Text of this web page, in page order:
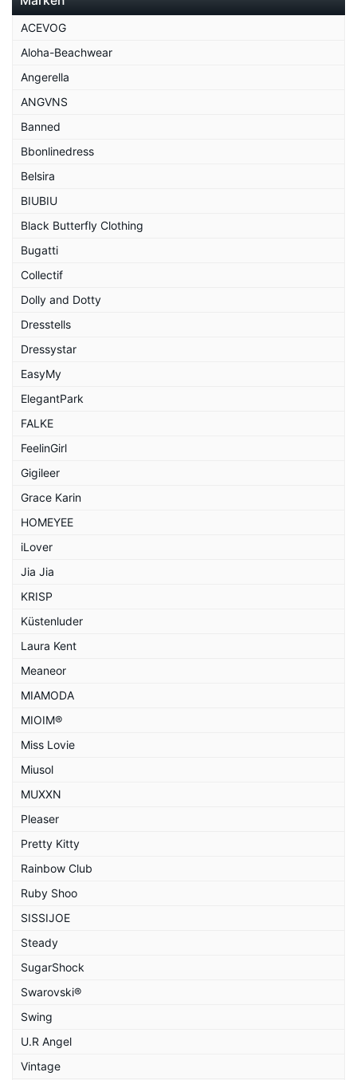
ACEVOG
Aloha-Beachwear
Angerella
ANGVNS
Banned
Bbonlinedress
Belsira
BIUBIU
Black Butterfly Clothing
Bugatti
Collectif
Dolly and Dotty
Dresstells
Dressystar
EasyMy
ElegantPark
FALKE
FeelinGirl
Gigileer
Grace Karin
HOMEYEE
iLover
Jia Jia
KRISP
Küstenluder
Laura Kent
Meaneor
MIAMODA
MIOIM®
Miss Lovie
Miusol
MUXXN
Pleaser
Pretty Kitty
Rainbow Club
Ruby Shoo
SISSIJOE
Steady
SugarShock
Swarovski®
Swing
U.R Angel
Vintage